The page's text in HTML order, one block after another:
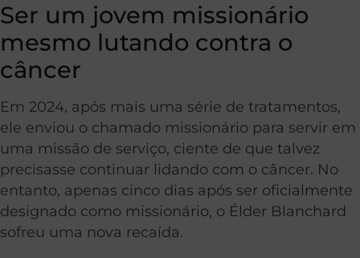
Ser um jovem missionário
mesmo lutando contra o
câncer
Em 2024, após mais uma série de tratamentos,
ele enviou o chamado missionário para servir em
uma missão de serviço, ciente de que talvez
precisasse continuar lidando com o câncer. No
entanto, apenas cinco dias após ser oficialmente
designado como missionário, o Élder Blanchard
sofreu uma nova recaída.